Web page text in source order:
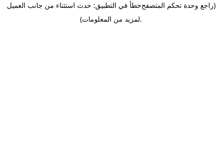
خطأ في التطبيق: حدث استثناء من جانب العميل(راجع وحدة تحكم المتصفح
لمزيد من المعلومات).